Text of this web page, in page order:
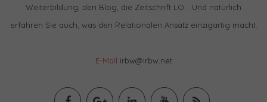
Weiterbildung, den Blog, die Zeitschrift LO… Und natürlich
erfahren Sie auch, was den Relationalen Ansatz einzigartig macht.
E-Mail irbw@irbw.net